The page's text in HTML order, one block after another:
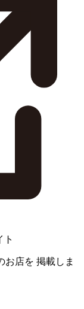
ト
お店を 掲載しま